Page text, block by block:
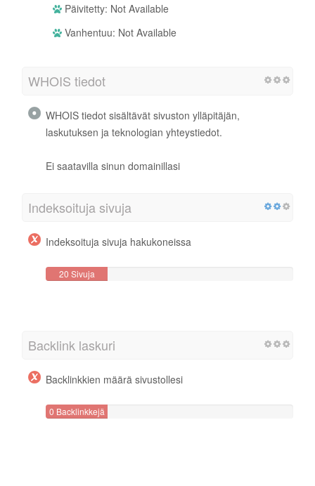
Päivitetty: Not Available
Vanhentuu: Not Available
WHOIS tiedot
WHOIS tiedot sisältävät sivuston ylläpitäjän,
laskutuksen ja teknologian yhteystiedot.
Ei saatavilla sinun domainillasi
Indeksoituja sivuja
Indeksoituja sivuja hakukoneissa
20 Sivuja
Backlink laskuri
Backlinkkien määrä sivustollesi
0 Backlinkkejä